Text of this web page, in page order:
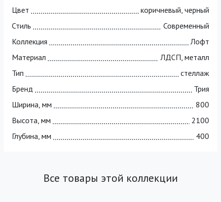
Цвет
коричневый, черный
Стиль
Современный
Коллекция
Лофт
Материал
ЛДСП, металл
Тип
стеллаж
Бренд
Трия
Ширина, мм
800
Высота, мм
2100
Глубина, мм
400
Все товары этой коллекции